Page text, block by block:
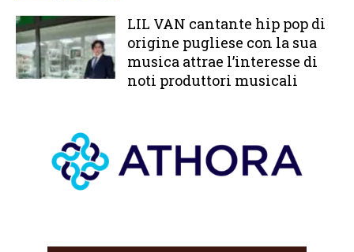
LIL VAN cantante hip pop di
origine pugliese con la sua
musica attrae l’interesse di
noti produttori musicali